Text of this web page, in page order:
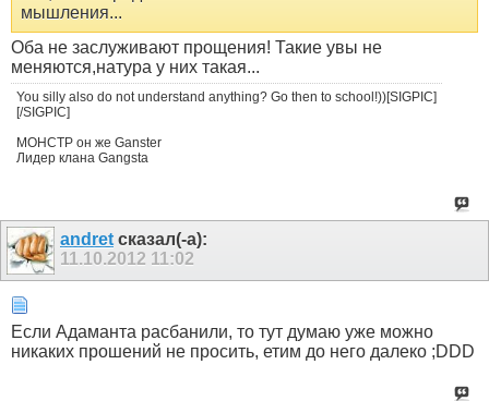
мышления...
Оба не заслуживают прощения! Такие увы не
меняются,натура у них такая...
You silly also do not understand anything? Go then to school!))[SIGPIC]
[/SIGPIC]
МОНСТР он же Ganster
Лидер клана Gangsta
andret сказал(-а):
11.10.2012 11:02
Если Адаманта расбанили, то тут думаю уже можно
никаких прошений не просить, етим до него далеко ;DDD